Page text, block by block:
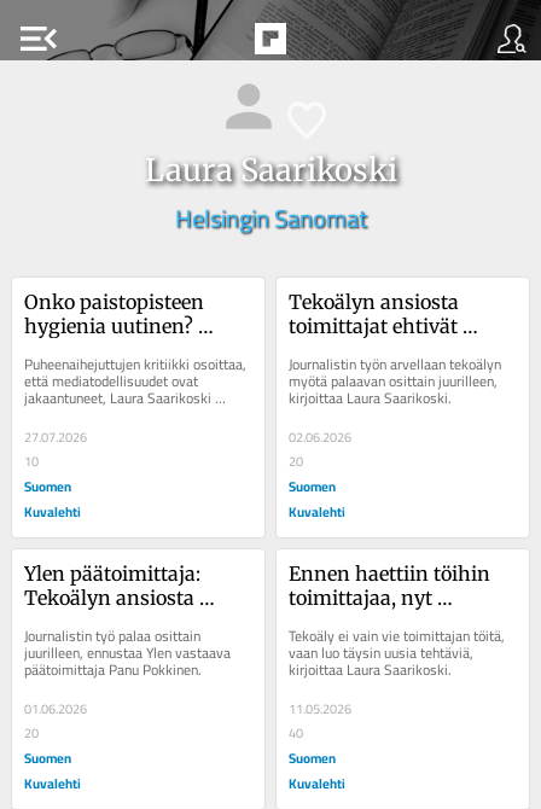
menu_open
Laura Saarikoski
Helsingin Sanomat
Onko paistopisteen
hygienia uutinen?
sukupuolesta
Puheenaihejuttujen kritiikki osoittaa,
että mediatodellisuudet ovat
jakaantuneet, Laura Saarikoski
kirjoittaa.
27.07.2026
10
Suomen
Kuvalehti
Tekoälyn ansiosta
toimittajat ehtivät
ihmisiä, arveli Ylen
päätoimittaja
Journalistin työn arvellaan tekoälyn
myötä palaavan osittain juurilleen,
kirjoittaa Laura Saarikoski.
02.06.2026
20
Suomen
Kuvalehti
Ylen päätoimittaja:
Tekoälyn ansiosta
kohdata enemmän
ihmisiä
Journalistin työ palaa osittain
juurilleen, ennustaa Ylen vastaava
päätoimittaja Panu Pokkinen.
01.06.2026
20
Suomen
Kuvalehti
Ennen haettiin töihin
toimittajaa, nyt
Tekoäly ei vain vie toimittajan töitä,
vaan luo täysin uusia tehtäviä,
kirjoittaa Laura Saarikoski.
11.05.2026
40
Suomen
Kuvalehti